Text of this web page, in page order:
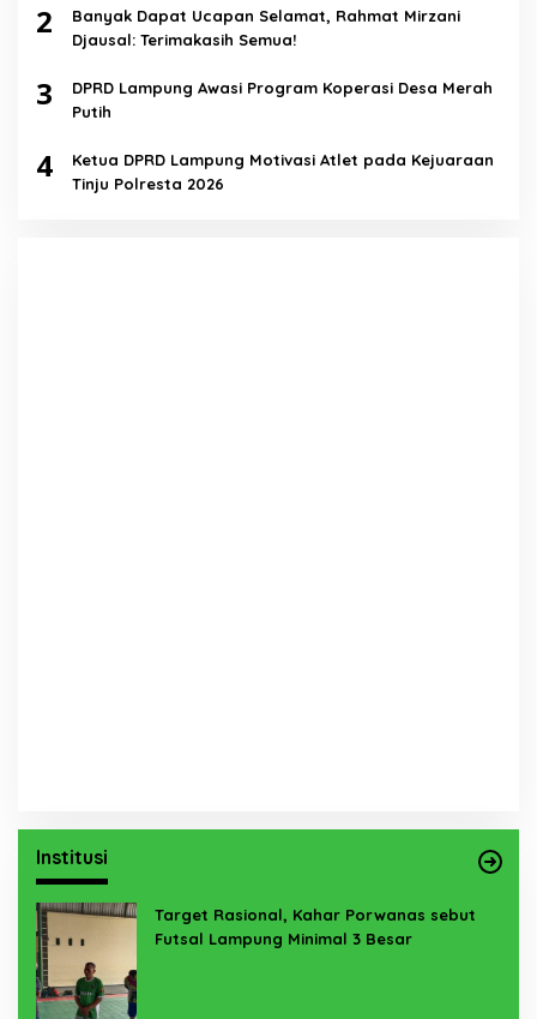
2
Banyak Dapat Ucapan Selamat, Rahmat Mirzani
Djausal: Terimakasih Semua!
3
DPRD Lampung Awasi Program Koperasi Desa Merah
Putih
4
Ketua DPRD Lampung Motivasi Atlet pada Kejuaraan
Tinju Polresta 2026
Institusi
Target Rasional, Kahar Porwanas sebut
Futsal Lampung Minimal 3 Besar